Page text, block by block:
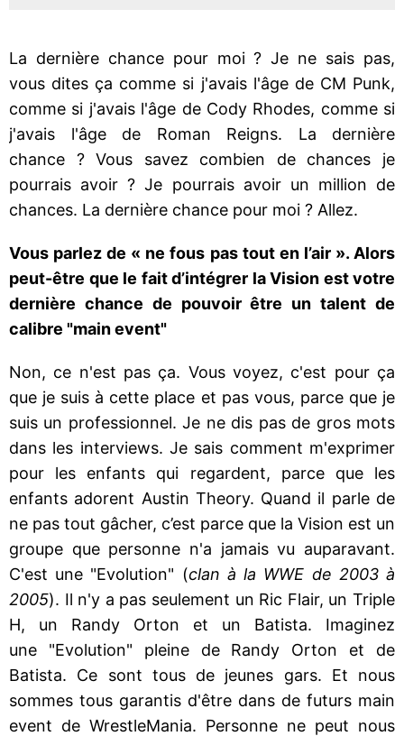
La dernière chance pour moi ? Je ne sais pas,
vous dites ça comme si j'avais l'âge de CM Punk,
comme si j'avais l'âge de Cody Rhodes, comme si
j'avais l'âge de Roman Reigns. La dernière
chance ? Vous savez combien de chances je
pourrais avoir ? Je pourrais avoir un million de
chances. La dernière chance pour moi ? Allez.
Vous parlez de « ne fous pas tout en l’air ». Alors
peut-être que le fait d’intégrer la Vision est votre
dernière chance de pouvoir être un talent de
calibre "main event"
Non, ce n'est pas ça. Vous voyez, c'est pour ça
que je suis à cette place et pas vous, parce que je
suis un professionnel. Je ne dis pas de gros mots
dans les interviews. Je sais comment m'exprimer
pour les enfants qui regardent, parce que les
enfants adorent Austin Theory. Quand il parle de
ne pas tout gâcher, c’est parce que la Vision est un
groupe que personne n'a jamais vu auparavant.
C'est une "Evolution" (clan à la WWE de 2003 à
2005). Il n'y a pas seulement un Ric Flair, un Triple
H, un Randy Orton et un Batista. Imaginez
une "Evolution" pleine de Randy Orton et de
Batista. Ce sont tous de jeunes gars. Et nous
sommes tous garantis d'être dans de futurs main
event de WrestleMania. Personne ne peut nous